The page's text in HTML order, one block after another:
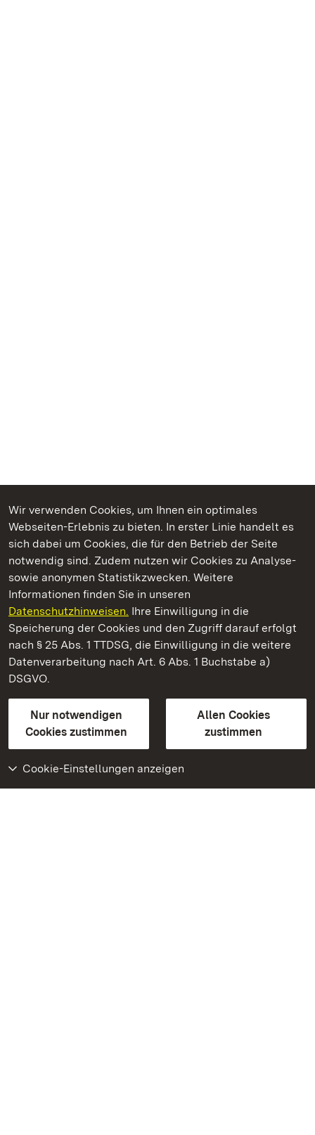
Wir verwenden Cookies, um Ihnen ein optimales
Webseiten-Erlebnis zu bieten. In erster Linie handelt es
sich dabei um Cookies, die für den Betrieb der Seite
notwendig sind. Zudem nutzen wir Cookies zu Analyse-
sowie anonymen Statistikzwecken. Weitere
Informationen finden Sie in unseren
Datenschutzhinweisen. Ihre Einwilligung in die
Speicherung der Cookies und den Zugriff darauf erfolgt
nach § 25 Abs. 1 TTDSG, die Einwilligung in die weitere
Datenverarbeitung nach Art. 6 Abs. 1 Buchstabe a)
DSGVO.
Nur notwendigen
Cookies zustimmen
Allen Cookies
zustimmen
Cookie-Einstellungen anzeigen
Kommen. Staunen. Genießen.
Residenzschloss Rastatt
Staatliche Schlösser und Gärten Baden-Württemberg
Kontakt
GebärdenspracheLeichte Sprache
Erklärung zur Barrierefreiheit
BITV-konform (geprüfte Seiten)
Weiteres